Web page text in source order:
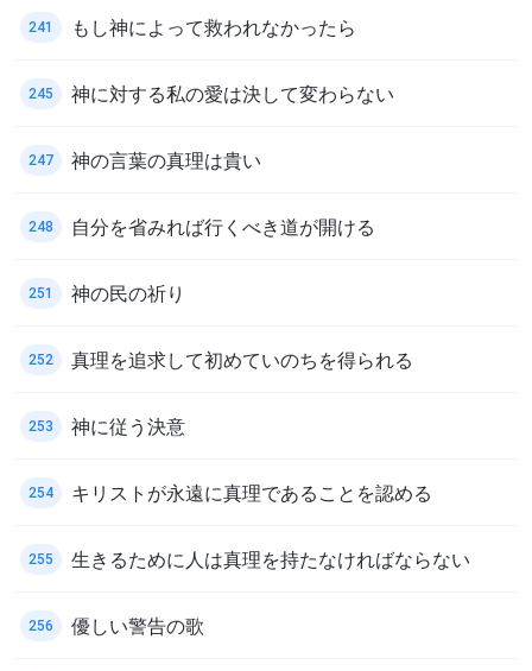
241 もし神によって救われなかったら
245 神に対する私の愛は決して変わらない
247 神の言葉の真理は貴い
248 自分を省みれば行くべき道が開ける
251 神の民の祈り
252 真理を追求して初めていのちを得られる
253 神に従う決意
254 キリストが永遠に真理であることを認める
255 生きるために人は真理を持たなければならない
256 優しい警告の歌